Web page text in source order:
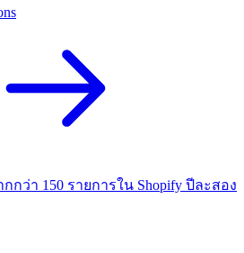
กว่า 150 รายการใน Shopify ปีละสอง